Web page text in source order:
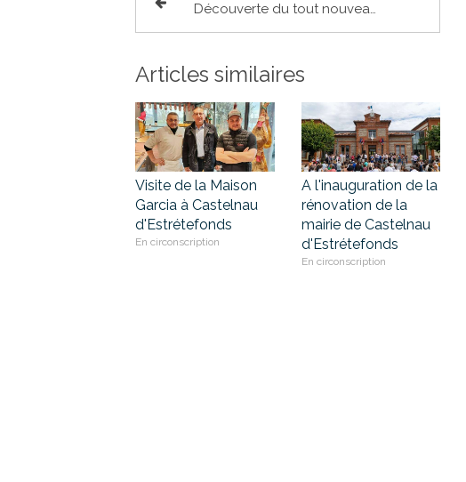
Découverte du tout nouveau marché de plein vent de Castelnau d'Estrétefonds
Articles similaires
Visite de la Maison
Garcia à Castelnau
d'Estrétefonds
En circonscription
A l'inauguration de la
rénovation de la
mairie de Castelnau
d'Estrétefonds
En circonscription